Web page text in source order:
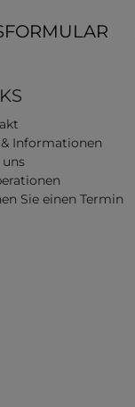
Informationen
Sie einen Termin